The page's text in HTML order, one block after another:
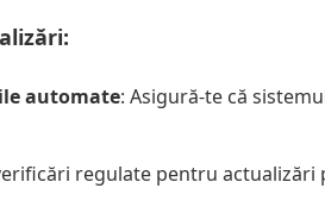
automate: Asigură-te că
regulate pentru actualizări